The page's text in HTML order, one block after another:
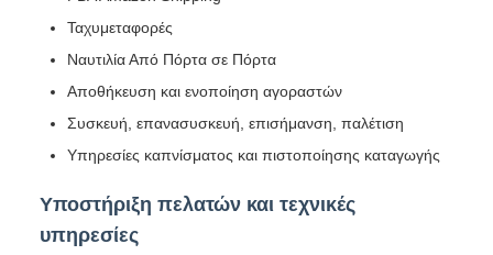
Ταχυμεταφορές
Ναυτιλία Από Πόρτα σε Πόρτα
Αποθήκευση και ενοποίηση αγοραστών
Συσκευή, επανασυσκευή, επισήμανση, παλέτιση
Υπηρεσίες καπνίσματος και πιστοποίησης καταγωγής
Υποστήριξη πελατών και τεχνικές
υπηρεσίες